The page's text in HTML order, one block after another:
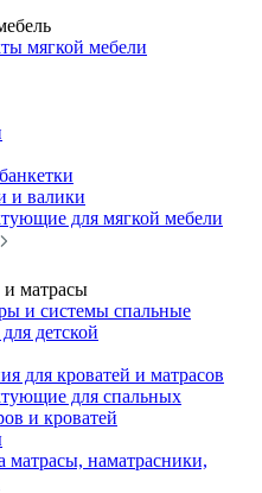
мягкой мебели
и валики
для мягкой мебели
матрасы
и системы спальные
детской
для кроватей и матрасов
для спальных
и кроватей
матрасы, наматрасники,